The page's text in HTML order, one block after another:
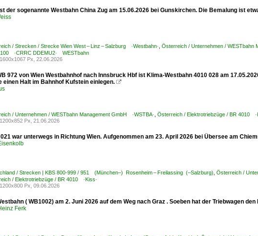
der sogenannte Westbahn China Zug am 15.06.2026 bei Gunskirchen. Die Bemalung ist
/ Strecken / Strecke Wien West – Linz – Salzburg ·Westbahn· Österreich / Unternehmen / WESTbahn
·CRRC DDEMU2· WESTbahn
1600x1067 Px, 22.06.2026
972 von Wien Westbahnhof nach Innsbruck Hbf ist Klima-Westbahn 4010 028 am
einen Halt im Bahnhof Kufstein einlegen. 
/ Unternehmen / WESTbahn Management GmbH ·WSTBA· Österreich / Elektrotriebzüge / BR 4010
1200x852 Px, 21.06.2026
war unterwegs in Richtung Wien. Aufgenommen am 23. April 2026 bei Übersee am
/ Strecken | KBS 800-999 / 951 (München–) Rosenheim – Freilassing (–Salzburg) Österreich /
/ Elektrotriebzüge / BR 4010 ·Kiss·
1200x800 Px, 09.06.2026
( WB1002) am 2. Juni 2026 auf dem Weg nach Graz . Soeben hat der Triebwagen
Ferk